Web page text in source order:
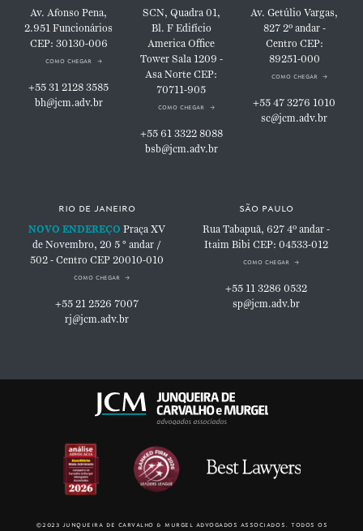
Av. Afonso Pena,
2.951Funcionários
CEP: 30130-006
como chegar
+55 31 2128 3585
bh@jcm.adv.br
SCN, Quadra 01,
Bl. FEdifício
America Office
TowerSala 1209 -
Asa NorteCEP:
70711-905
como chegar
+55 61 3322 8088
bsb@jcm.adv.br
Av. Getúlio Vargas,
8272º andar -
Centro CEP:
89251-000
como chegar
+55 47 3276 1010
sc@jcm.adv.br
rio de janeiro
NOVO ENDEREÇO Praça XV
de Novembro, 20 5 ° andar /
502 - Centro CEP 20010-010
como chegar
+55 21 2526 7007
rj@jcm.adv.br
são paulo
Rua Tabapuã, 6274º andar -
Itaim BibiCEP: 04533-012
como chegar
+55 11 3286 0532
sp@jcm.adv.br
©2023 junqueira de carvalho & murgel advogados associados. todos os